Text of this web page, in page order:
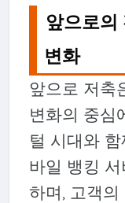
앞으로의
변화
앞으로 저축
변화의 중심
털 시대와
바일 뱅킹
하며, 고객